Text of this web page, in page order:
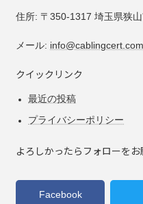
住所: 〒350-1317 埼玉県狭
メール: info@cablingcert.com
クイックリンク
最近の投稿
プライバシーポリシー
よろしかったらフォローをお
Facebook